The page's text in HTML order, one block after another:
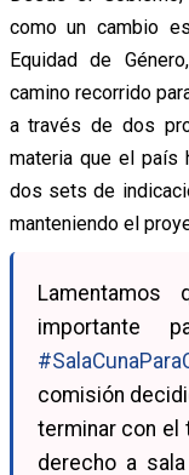
como un cambio
Equidad de
camino recorrido
a través de dos
materia que el país
dos sets de
manteniendo el
comisión
terminar con el
derecho a